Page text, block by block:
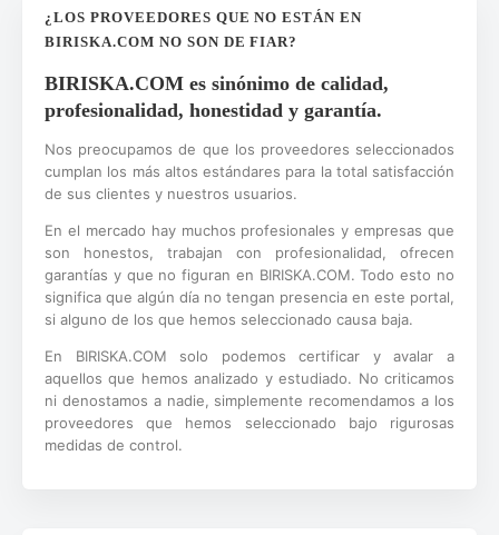
¿LOS PROVEEDORES QUE NO ESTÁN EN
BIRISKA.COM NO SON DE FIAR?
BIRISKA.COM es sinónimo de calidad,
profesionalidad, honestidad y garantía.
Nos preocupamos de que los proveedores seleccionados
cumplan los más altos estándares para la total satisfacción
de sus clientes y nuestros usuarios.
En el mercado hay muchos profesionales y empresas que
son honestos, trabajan con profesionalidad, ofrecen
garantías y que no figuran en BIRISKA.COM. Todo esto no
significa que algún día no tengan presencia en este portal,
si alguno de los que hemos seleccionado causa baja.
En BIRISKA.COM solo podemos certificar y avalar a
aquellos que hemos analizado y estudiado. No criticamos
ni denostamos a nadie, simplemente recomendamos a los
proveedores que hemos seleccionado bajo rigurosas
medidas de control.